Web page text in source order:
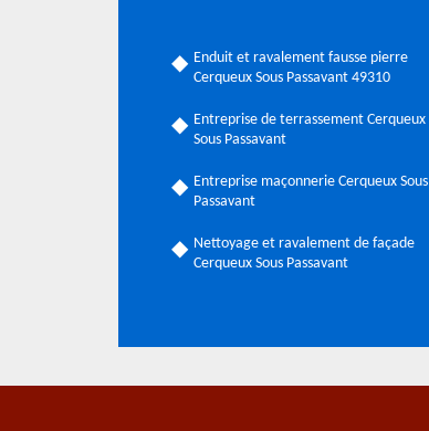
Enduit et ravalement fausse pierre
Cerqueux Sous Passavant 49310
Entreprise de terrassement Cerqueux
Sous Passavant
Entreprise maçonnerie Cerqueux Sous
Passavant
Nettoyage et ravalement de façade
Cerqueux Sous Passavant